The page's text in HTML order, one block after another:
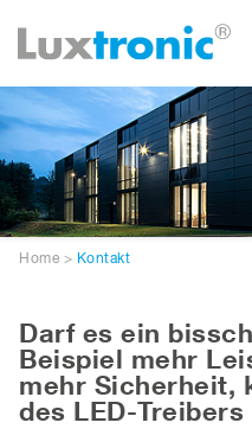
Home > Kontakt
Darf es ein
Beispiel mehr
mehr Sicherheit,
des LED-Treibers